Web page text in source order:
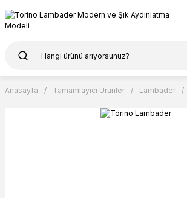
Anasayfa Tamamlayıcı Ürünler Lambader